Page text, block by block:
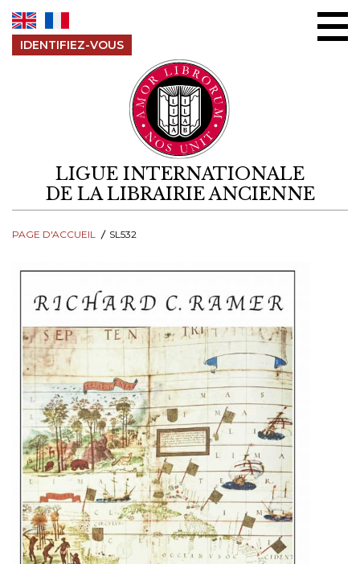
IDENTIFIEZ-VOUS
LIGUE INTERNATIONALE
DE LA LIBRAIRIE ANCIENNE
PAGE D'ACCUEIL SL532